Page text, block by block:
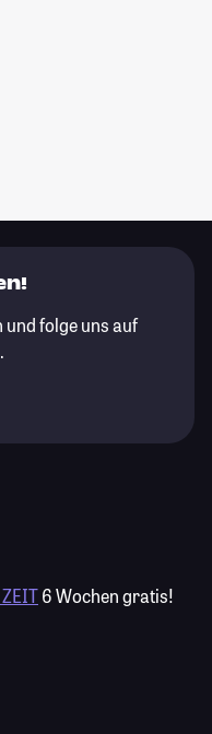
und folge uns auf
6 Wochen gratis!